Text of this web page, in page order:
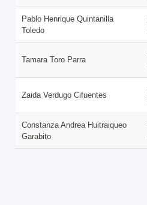
Pablo Henrique Quintanilla
Toledo
Tamara Toro Parra
Zaida Verdugo Cifuentes
Constanza Andrea Huitraiqueo
Garabito